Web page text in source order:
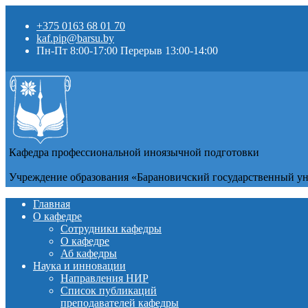
+375 0163 68 01 70
kaf.pip@barsu.by
Пн-Пт 8:00-17:00 Перерыв 13:00-14:00
Кафедра профессиональной иноязычной подготовки
Учреждение образования «Барановичский государственный
Главная
О кафедре
Сотрудники кафедры
О кафедре
Аб кафедры
Наука и инновации
Направления НИР
Список публикаций
преподавателей кафедры